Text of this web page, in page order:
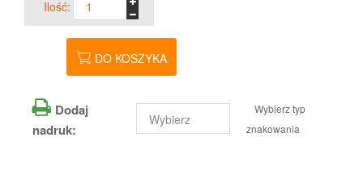
Ilość:
DO KOSZYKA
Dodaj
nadruk:
Wybierz typ
znakowania